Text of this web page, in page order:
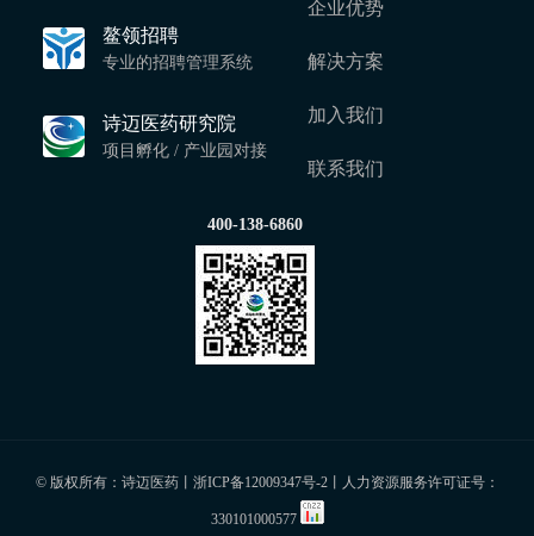
鳌领招聘
专业的招聘管理系统
诗迈医药研究院
项目孵化 / 产业园对接
企业优势
解决方案
加入我们
联系我们
400-138-6860
© 版权所有：诗迈医药丨 浙ICP备12009347号-2丨人力资源服务许可证号：
330101000577